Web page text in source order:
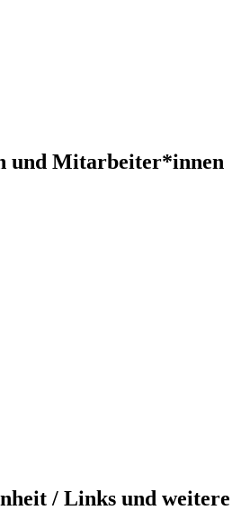
und Mitarbeiter*innen
/ Links und weitere